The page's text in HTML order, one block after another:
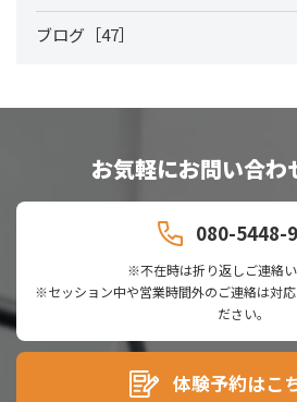
ブログ［47］
お気軽にお問い合わ
080-5448-
※不在時は折り返しご連絡い
※セッション中や営業時間外のご連絡は対
ださい。
体験予約はこ